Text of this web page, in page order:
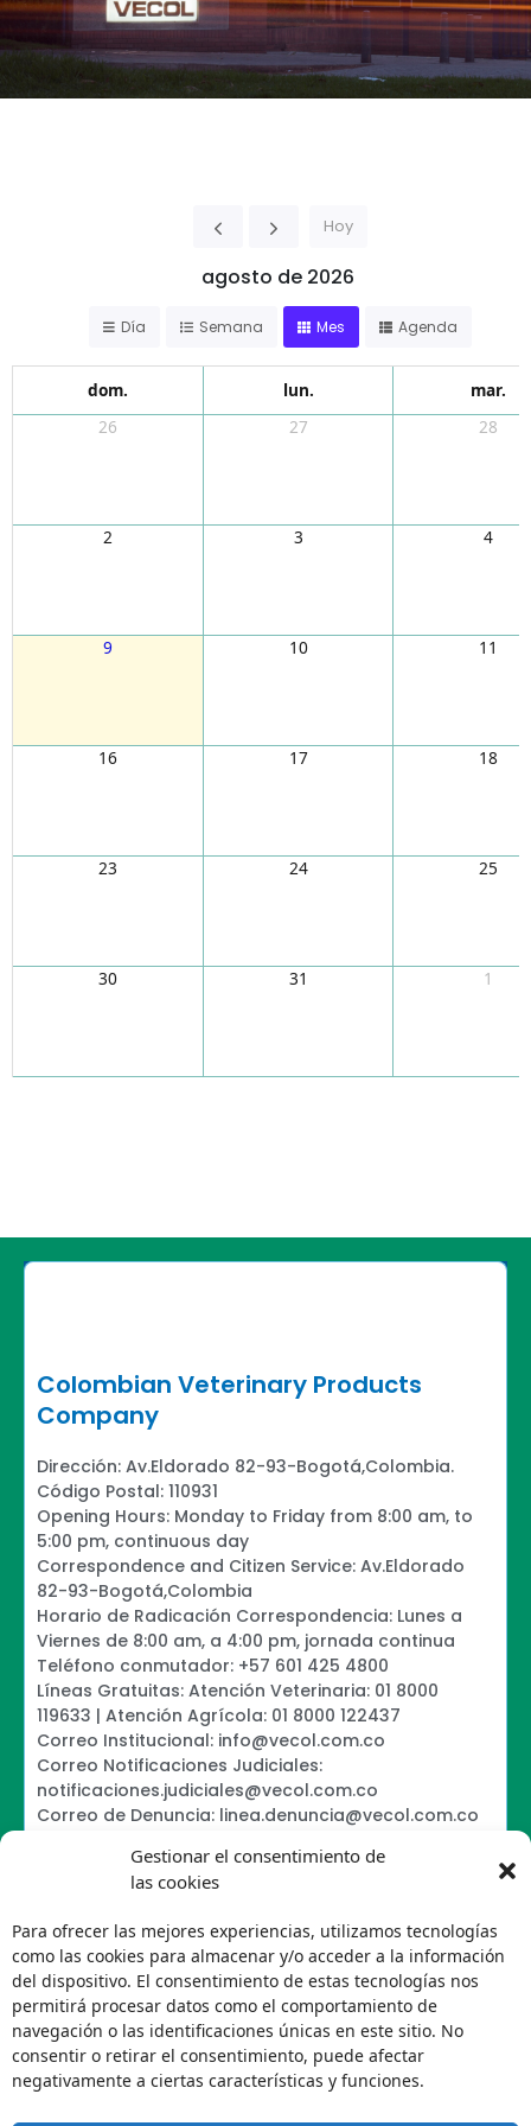
Gestionar el consentimiento de
las cookies
Para ofrecer las mejores experiencias, utilizamos tecnologías
como las cookies para almacenar y/o acceder a la información
del dispositivo. El consentimiento de estas tecnologías nos
permitirá procesar datos como el comportamiento de
navegación o las identificaciones únicas en este sitio. No
consentir o retirar el consentimiento, puede afectar
negativamente a ciertas características y funciones.
Hoy
agosto de 2026
Día Semana Mes Agenda
dom. lun.
mar.
26
27 28
2 3 4
9 10 11
16 17 18
23 24 25
30 31 1
Colombian Veterinary Products
Company
Dirección: Av.Eldorado 82-93-Bogotá,Colombia.
Código Postal: 110931
Opening Hours: Monday to Friday from 8:00 am, to
5:00 pm, continuous day
Correspondence and Citizen Service: Av.Eldorado
82-93-Bogotá,Colombia
Horario de Radicación Correspondencia: Lunes a
Viernes de 8:00 am, a 4:00 pm, jornada continua
Teléfono conmutador: +57 601 425 4800
Líneas Gratuitas: Atención Veterinaria: 01 8000
119633 | Atención Agrícola: 01 8000 122437
Correo Institucional: info@vecol.com.co
Correo Notificaciones Judiciales:
notificaciones.judiciales@vecol.com.co
Correo de Denuncia: linea.denuncia@vecol.com.co
Política de Términos y Condiciones de Uso
Política de Tratamiento de Datos Personales VECOL
S.A
Política de Derechos de Autor y Uso sobre los
Contenidos
Política Editorial de la Sede Electrónica
Encuesta de usabilidad